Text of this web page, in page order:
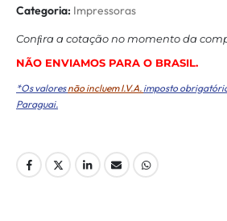
Categoria: Impressoras
Conﬁra a cotação no momento da
NÃO ENVIAMOS PARA O BRASIL.
*Os valoresnão incluem I.V.A. imposto
Paraguai.